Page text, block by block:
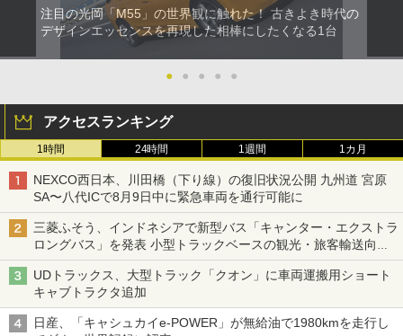
注目の光岡「M55」の世界観に触れた！ 古きよき時代の
デザインエッセンスを再現した相棒にしたくなる1台
● ● ● ● ●
アクセスランキング
1時間 24時間 1週間 1カ月
NEXCO西日本、川田橋（下り線）の復旧状況公開 九州道 宮原
SA〜八代ICで8月9日中に緊急車両を通行可能に
三菱ふそう、インドネシアで新型バス「キャンター・エクストラ
ロングバス」を発表 小型トラックベースの観光・旅客輸送向け
バス
UDトラックス、大型トラック「クオン」に車両運搬用ショート
キャブトラクタ追加
日産、「キャシュカイe-POWER」が無給油で1980kmを走行し